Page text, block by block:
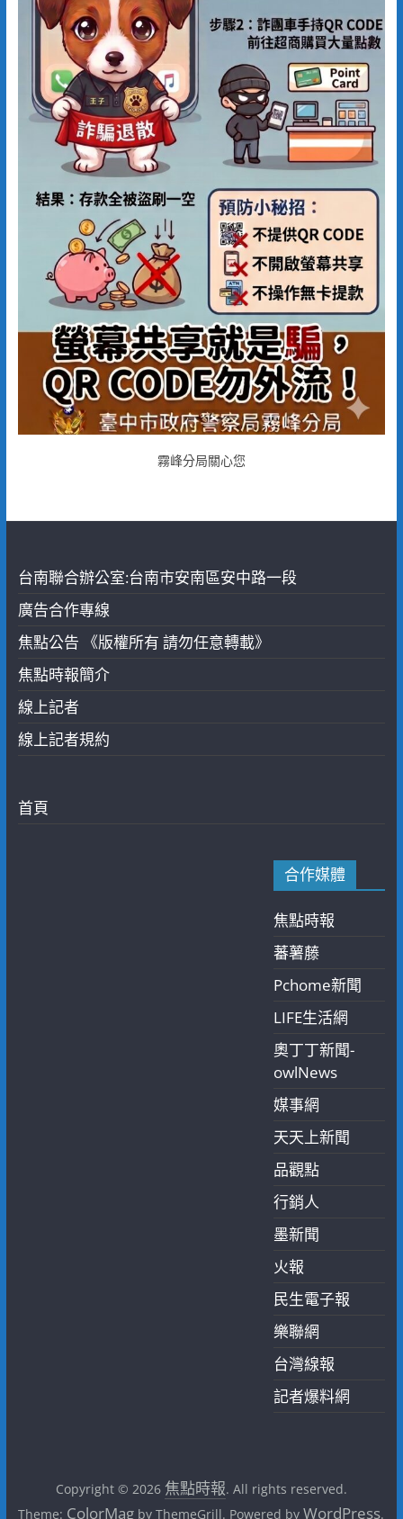
霧峰分局關心您
台南聯合辦公室:台南市安南區安中路一段
廣告合作專線
焦點公告 《版權所有 請勿任意轉載》
焦點時報簡介
線上記者
線上記者規約
首頁
合作媒體
焦點時報
蕃薯藤
Pchome新聞
LIFE生活網
奧丁丁新聞-
owlNews
媒事網
天天上新聞
品觀點
行銷人
墨新聞
火報
民生電子報
樂聯網
台灣線報
記者爆料網
Copyright © 2026 焦點時報. All rights reserved.
Theme: ColorMag by ThemeGrill. Powered byWordPress.